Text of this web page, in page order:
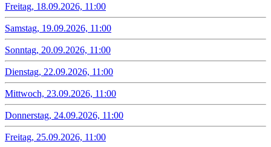
Freitag, 18.09.2026, 11:00
Samstag, 19.09.2026, 11:00
Sonntag, 20.09.2026, 11:00
Dienstag, 22.09.2026, 11:00
Mittwoch, 23.09.2026, 11:00
Donnerstag, 24.09.2026, 11:00
Freitag, 25.09.2026, 11:00